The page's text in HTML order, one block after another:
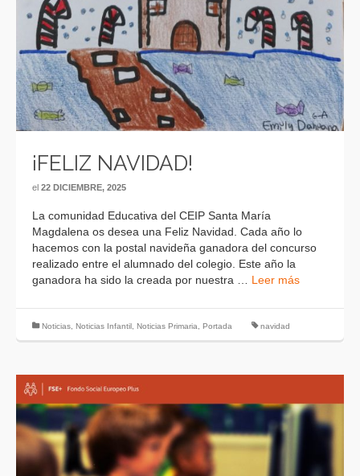
¡FELIZ NAVIDAD!
el 22 DICIEMBRE, 2025
La comunidad Educativa del CEIP Santa María
Magdalena os desea una Feliz Navidad. Cada año lo
hacemos con la postal navideña ganadora del concurso
realizado entre el alumnado del colegio. Este año la
ganadora ha sido la creada por nuestra … Leer más
Noticias Noticias Infantil Noticias Primaria Portada navidad